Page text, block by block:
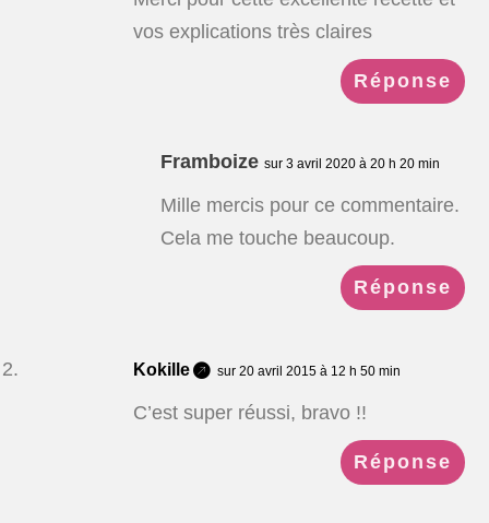
vos explications très claires
Réponse
Framboize sur 3 avril 2020 à 20 h 20 min
Mille mercis pour ce commentaire.
Cela me touche beaucoup.
Réponse
Kokille sur 20 avril 2015 à 12 h 50 min
C’est super réussi, bravo !!
Réponse